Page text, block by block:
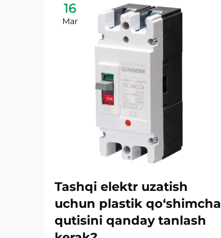
16
Mar
Tashqi elektr uzatish
uchun plastik qo‘shimcha
qutisini qanday tanlash